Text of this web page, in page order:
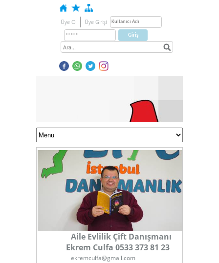
Üye Ol Üye Girişi
Aile Evlilik Çift Danışmanı
Ekrem Culfa 0533 373 81 23
ekremculfa@gmail.com